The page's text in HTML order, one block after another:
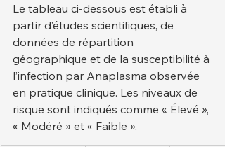
Le tableau ci-dessous est établi à
partir d’études scientifiques, de
données de répartition
géographique et de la susceptibilité à
l’infection par Anaplasma observée
en pratique clinique. Les niveaux de
risque sont indiqués comme « Élevé »,
« Modéré » et « Faible ».